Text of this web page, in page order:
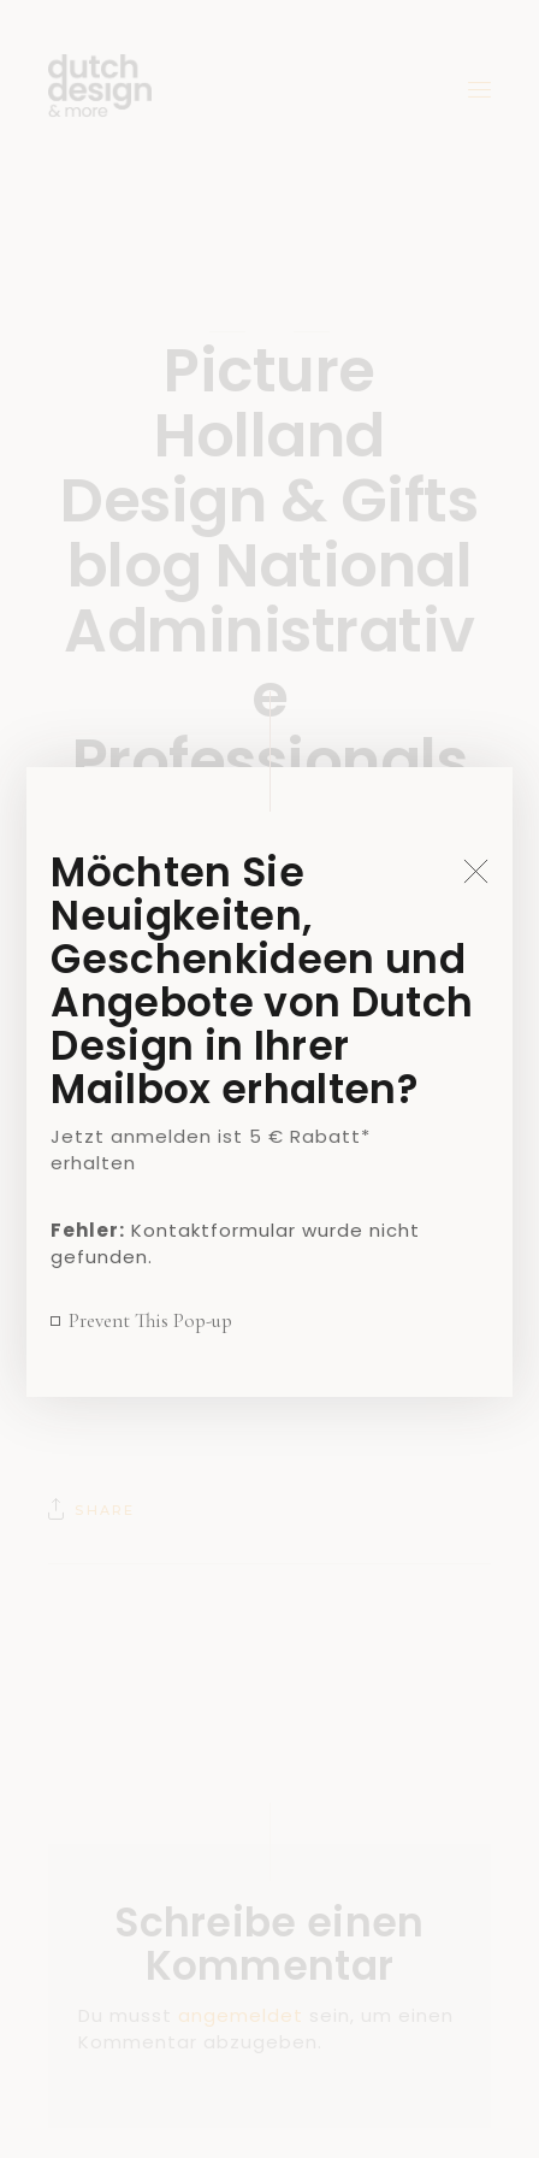
Möchten Sie
Neuigkeiten,
Geschenkideen und
Angebote von Dutch
Design in Ihrer
Mailbox erhalten?
Jetzt anmelden ist 5 € Rabatt*
erhalten
Fehler: Kontaktformular wurde nicht
gefunden.
Prevent This Pop-up
Picture
Holland
Design & Gifts
blog National
Administrativ
e
Professionals
29 MÄRZ 2019
BY
ANNIKA
SHARE
Schreibe einen
Kommentar
angemeldet